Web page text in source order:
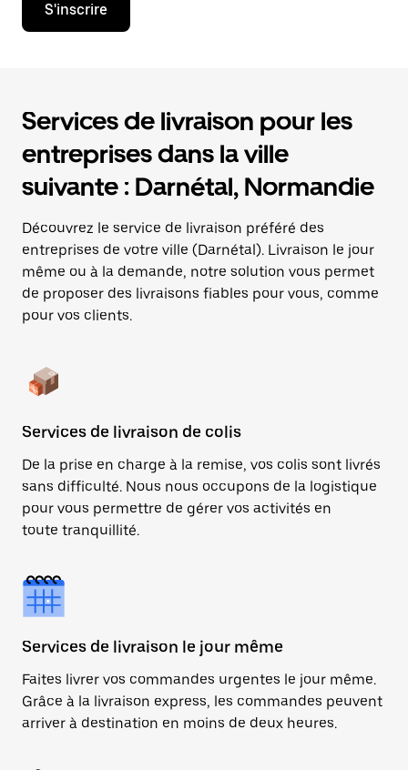
S'inscrire
Services de livraison pour les
entreprises dans la ville
suivante : Darnétal, Normandie
Découvrez le service de livraison préféré des
entreprises de votre ville (Darnétal). Livraison le jour
même ou à la demande, notre solution vous permet
de proposer des livraisons fiables pour vous, comme
pour vos clients.
Services de livraison de colis
De la prise en charge à la remise, vos colis sont livrés
sans difficulté. Nous nous occupons de la logistique
pour vous permettre de gérer vos activités en
toute tranquillité.
Services de livraison le jour même
Faites livrer vos commandes urgentes le jour même.
Grâce à la livraison express, les commandes peuvent
arriver à destination en moins de deux heures.